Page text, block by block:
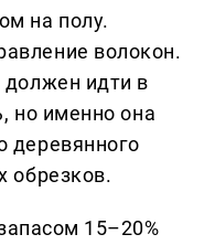
на полу.
волокон.
должен идти в
но именно она
деревянного
обрезков.
15–20%